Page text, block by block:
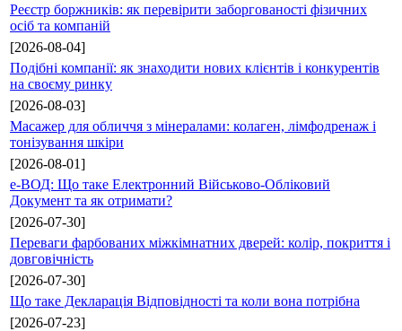
Реєстр боржників: як перевірити заборгованості фізичних
осіб та компаній
[2026-08-04]
Подібні компанії: як знаходити нових клієнтів і конкурентів
на своєму ринку
[2026-08-03]
Масажер для обличчя з мінералами: колаген, лімфодренаж і
тонізування шкіри
[2026-08-01]
е-ВОД: Що таке Електронний Військово-Обліковий
Документ та як отримати?
[2026-07-30]
Переваги фарбованих міжкімнатних дверей: колір, покриття і
довговічність
[2026-07-30]
Що таке Декларація Відповідності та коли вона потрібна
[2026-07-23]